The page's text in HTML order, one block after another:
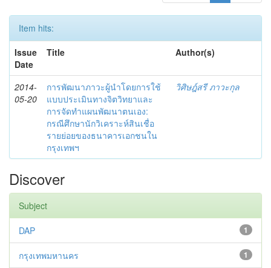
Item hits:
Issue
Date
Title Author(s)
2014-
05-20
การพัฒนาภาวะผู้นำโดยการใช้
แบบประเมินทางจิตวิทยาและ
การจัดทำแผนพัฒนาตนเอง:
กรณีศึกษานักวิเคราะห์สินเชื่อ
รายย่อยของธนาคารเอกชนใน
กรุงเทพฯ
วิศิษฎ์สรี ภาวะกุล
Discover
Subject
1
DAP
1
กรุงเทพมหานคร